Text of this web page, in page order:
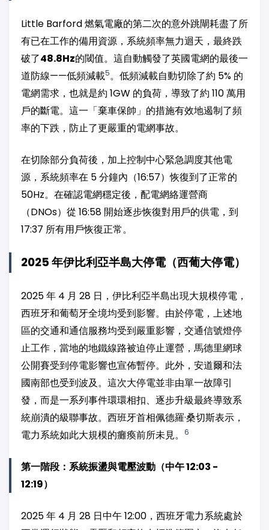
Little Barford 燃氣電廠的第二次的意外跳閘耗盡了所
有已在工作的備用資源，系統頻率無力迴天，最終跌
破了48.8Hz的閾值。這自動觸發了英國電網的最後一
道防線——低頻減載5。低頻減載自動切除了約 5% 的
電網需求，也就是約 1GW 的負荷，導致了約 110 萬用
戶的斷電。這一「棄車保帥」的措施有效地遏制了頻
率的下跌，防止了更嚴重的電網事故。
在切除部分負荷後，加上控制中心緊急調度其他電
源，系統頻率在 5 分鐘內（16:57）恢復到了正常的
50Hz。在確認電網穩定後，配電網絡運營商
（DNOs）從 16:58 開始逐步恢復對用戶的供電，到
17:37 所有用戶恢復正常。
2025 年伊比利亞半島大停電（西葡大停電）
2025 年 4 月 28 日，伊比利亞半島出現大規模停電，
西班牙和葡萄牙全境均受到影響。由於停電，上述地
區的交通和通信服務均受到嚴重影響，交通信號燈停
止工作，當地的地鐵線路被迫停止運營，馬德里網球
公開賽受到停電影響也宣佈暫停。此外，安道爾和法
國南部也受到波及。這次大停電並非由單一故障引
發，而是一系列事件環環相扣、逐步升級最終導致系
統崩潰的級聯事故。西班牙首相佩德羅·桑切斯表示，
電力系統如此大規模的癱瘓前所未見。
6
第一階段：系統振盪與電壓波動（中午 12:03 -
12:19）
2025 年 4 月 28 日中午 12:00，西班牙電力系統處於